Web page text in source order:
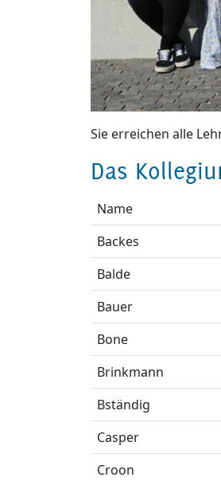
Sie erreichen alle
Das
Name
Backes
Balde
Bauer
Bone
Brinkmann
Bständig
Casper
Croon